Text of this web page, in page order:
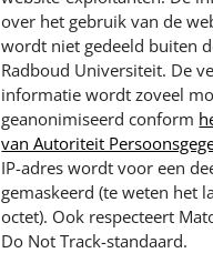
over het gebruik van de
wordt niet gedeeld buiten
Radboud Universiteit. De
informatie wordt zoveel
geanonimiseerd conform
van Autoriteit
IP-adres wordt voor een
gemaskeerd (te weten het
octet). Ook respecteert
Do Not Track-standaard.